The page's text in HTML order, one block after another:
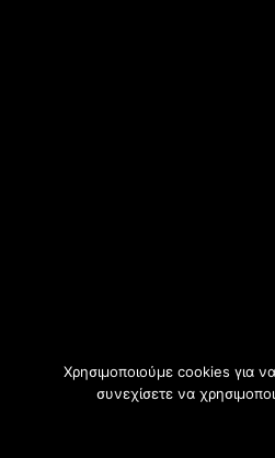
Χρησιμοποιούμε cookies για
συνεχίσετε να